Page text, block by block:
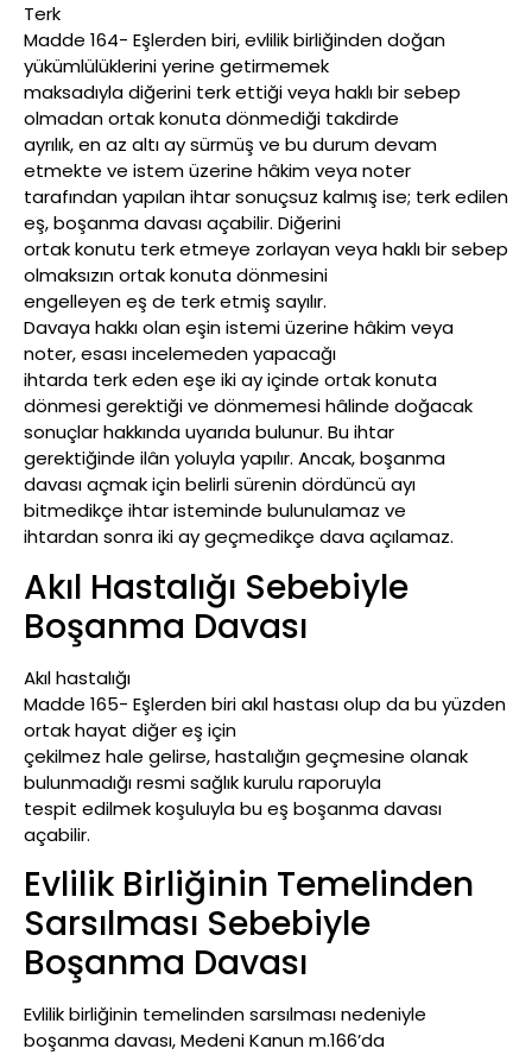
Terk
Madde 164- Eşlerden biri, evlilik birliğinden doğan
yükümlülüklerini yerine getirmemek
maksadıyla diğerini terk ettiği veya haklı bir sebep
olmadan ortak konuta dönmediği takdirde
ayrılık, en az altı ay sürmüş ve bu durum devam
etmekte ve istem üzerine hâkim veya noter
tarafından yapılan ihtar sonuçsuz kalmış ise; terk edilen
eş, boşanma davası açabilir. Diğerini
ortak konutu terk etmeye zorlayan veya haklı bir sebep
olmaksızın ortak konuta dönmesini
engelleyen eş de terk etmiş sayılır.
Davaya hakkı olan eşin istemi üzerine hâkim veya
noter, esası incelemeden yapacağı
ihtarda terk eden eşe iki ay içinde ortak konuta
dönmesi gerektiği ve dönmemesi hâlinde doğacak
sonuçlar hakkında uyarıda bulunur. Bu ihtar
gerektiğinde ilân yoluyla yapılır. Ancak, boşanma
davası açmak için belirli sürenin dördüncü ayı
bitmedikçe ihtar isteminde bulunulamaz ve
ihtardan sonra iki ay geçmedikçe dava açılamaz.
Akıl Hastalığı Sebebiyle
Boşanma Davası
Akıl hastalığı
Madde 165- Eşlerden biri akıl hastası olup da bu yüzden
ortak hayat diğer eş için
çekilmez hale gelirse, hastalığın geçmesine olanak
bulunmadığı resmi sağlık kurulu raporuyla
tespit edilmek koşuluyla bu eş boşanma davası
açabilir.
Evlilik Birliğinin Temelinden
Sarsılması Sebebiyle
Boşanma Davası
Evlilik birliğinin temelinden sarsılması nedeniyle
boşanma davası, Medeni Kanun m.166’da